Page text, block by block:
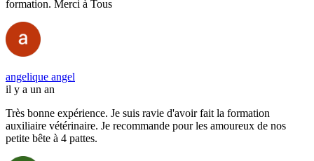
formation. Merci à Tous
angelique angel
il y a un an
Très bonne expérience. Je suis ravie d'avoir fait la formation
auxiliaire vétérinaire. Je recommande pour les amoureux de nos
petite bête à 4 pattes.